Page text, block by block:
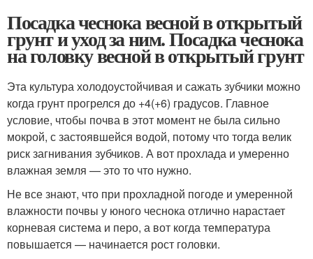
Посадка чеснока весной в открытый
грунт и уход за ним. Посадка чеснока
на головку весной в открытый грунт
Эта культура холодоустойчивая и сажать зубчики можно
когда грунт прогрелся до +4(+6) градусов. Главное
условие, чтобы почва в этот момент не была сильно
мокрой, с застоявшейся водой, потому что тогда велик
риск загнивания зубчиков. А вот прохлада и умеренно
влажная земля — это то что нужно.
Не все знают, что при прохладной погоде и умеренной
влажности почвы у юного чеснока отлично нарастает
корневая система и перо, а вот когда температура
повышается — начинается рост головки.